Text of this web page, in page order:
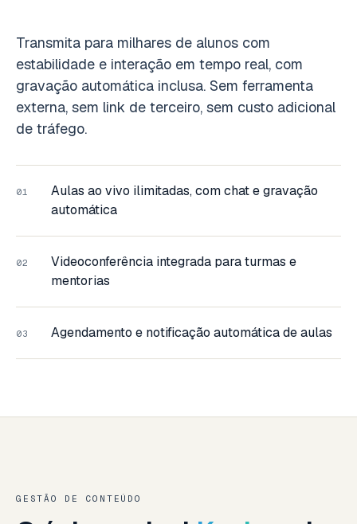
Transmita para milhares de alunos com
estabilidade e interação em tempo real, com
gravação automática inclusa. Sem ferramenta
externa, sem link de terceiro, sem custo adicional
de tráfego.
01
Aulas ao vivo ilimitadas, com chat e gravação
automática
02
Videoconferência integrada para turmas e
mentorias
03 Agendamento e notificação automática de aulas
GESTÃO DE CONTEÚDO